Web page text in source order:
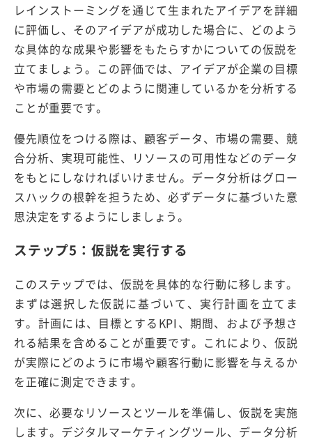
レインストーミングを通じて生まれたアイデアを詳細
に評価し、そのアイデアが成功した場合に、どのよう
な具体的な成果や影響をもたらすかについての仮説を
立てましょう。この評価では、アイデアが企業の目標
や市場の需要とどのように関連しているかを分析する
ことが重要です。
優先順位をつける際は、顧客データ、市場の需要、競
合分析、実現可能性、リソースの可用性などのデータ
をもとにしなければいけません。データ分析はグロー
スハックの根幹を担うため、必ずデータに基づいた意
思決定をするようにしましょう。
ステップ5：仮説を実行する
このステップでは、仮説を具体的な行動に移します。
まずは選択した仮説に基づいて、実行計画を立てま
す。計画には、目標とするKPI、期間、および予想さ
れる結果を含めることが重要です。これにより、仮説
が実際にどのように市場や顧客行動に影響を与えるか
を正確に測定できます。
次に、必要なリソースとツールを準備し、仮説を実施
します。デジタルマーケティングツール、データ分析